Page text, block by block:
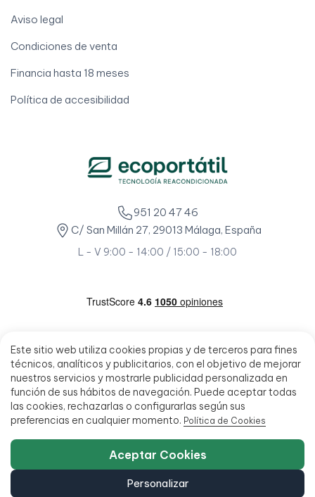
Este sitio web utiliza cookies propias y de terceros para fines
técnicos, analíticos y publicitarios, con el objetivo de mejorar
nuestros servicios y mostrarle publicidad personalizada en
función de sus hábitos de navegación. Puede aceptar todas
las cookies, rechazarlas o configurarlas según sus
preferencias en cualquier momento. Política de Cookies
Personalizar
Aceptar Cookies
Aviso legal
Condiciones de venta
Financia hasta 18 meses
Política de accesibilidad
951 20 47 46
C/ San Millán 27, 29013 Málaga, España
L - V 9:00 - 14:00 / 15:00 - 18:00